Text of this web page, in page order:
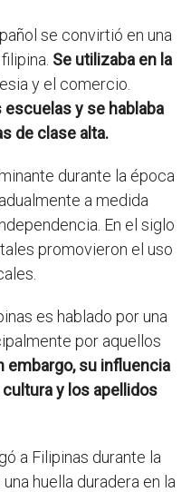
se convirtió en una
Se utilizaba en la
y el comercio.
escuelas y se hablaba
de clase alta.
durante la época
a medida
En el siglo
promovieron el uso
es hablado por una
por aquellos
embargo, su influencia
cultura y los apellidos
a Filipinas durante la
huella duradera en la